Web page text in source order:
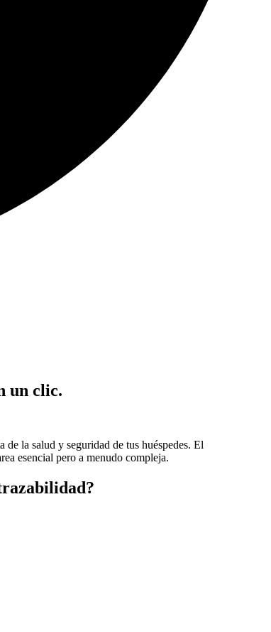
un clic.
de la salud y seguridad de tus huéspedes. El
esencial pero a menudo compleja.